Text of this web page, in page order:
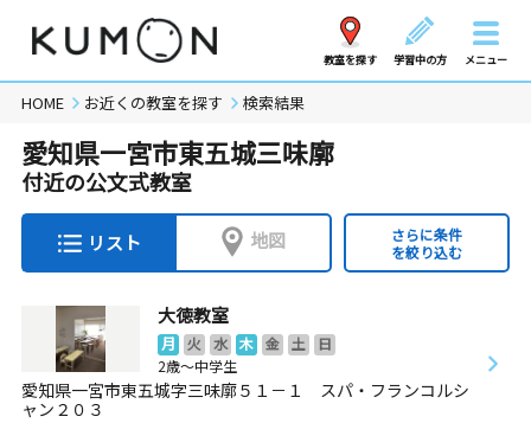
教室を探す 学習中の方 メニュー
HOME お近くの教室を探す 検索結果
愛知県一宮市東五城三味廓
付近の公文式教室
リスト 地図
さらに条件
を絞り込む
大徳教室
月 火 水 木 金 土
日
2歳～中学生
愛知県一宮市東五城字三味廓５１－１ スパ・フランコルシ
ャン２０３